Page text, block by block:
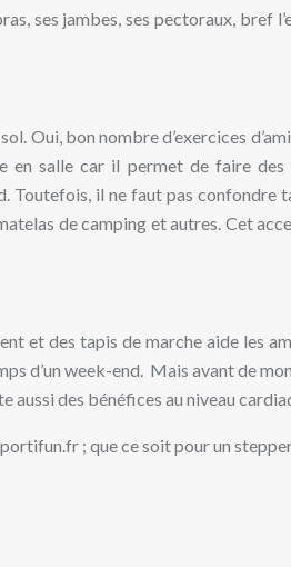
ses jambes, ses pectoraux, bref
Oui, bon nombre d’exercices
en salle car il permet de faire
Toutefois, il ne faut pas
de camping et autres. Cet
et des tapis de marche aide les
d’un week-end. Mais avant de
aussi des bénéfices au niveau
; que ce soit pour un